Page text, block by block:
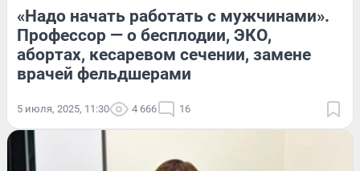
«Надо начать работать с мужчинами».
Профессор — о бесплодии, ЭКО,
абортах, кесаревом сечении, замене
врачей фельдшерами
5 июля, 2025, 11:30 4 666 16